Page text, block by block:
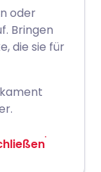
oder
Bringen
die sie für